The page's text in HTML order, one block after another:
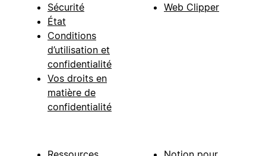
Sécurité
État
Conditions
d’utilisation et
confidentialité
Vos droits en
matière de
confidentialité
Web Clipper